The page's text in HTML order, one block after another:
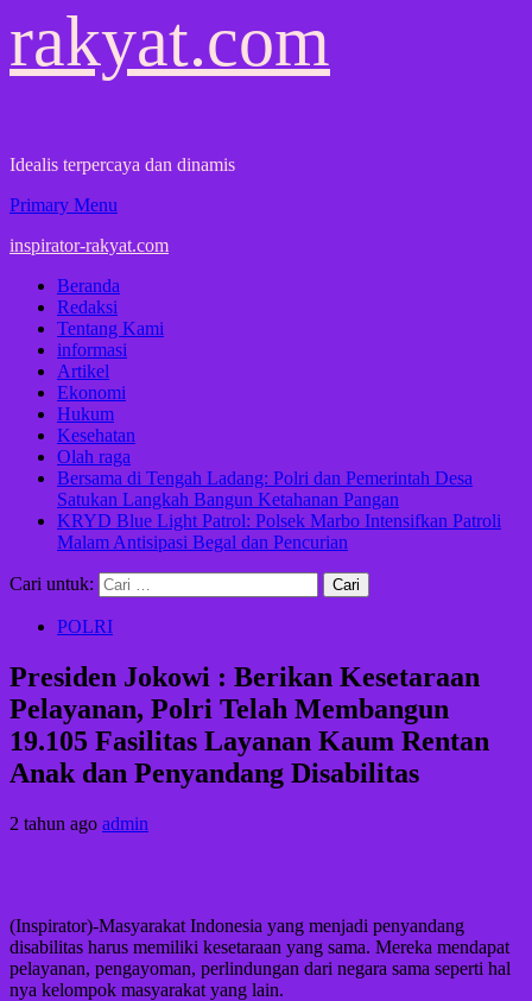
rakyat.com
Idealis terpercaya dan dinamis
Primary Menu
inspirator-rakyat.com
Beranda
Redaksi
Tentang Kami
informasi
Artikel
Ekonomi
Hukum
Kesehatan
Olah raga
Bersama di Tengah Ladang: Polri dan Pemerintah Desa
Satukan Langkah Bangun Ketahanan Pangan
KRYD Blue Light Patrol: Polsek Marbo Intensifkan Patroli
Malam Antisipasi Begal dan Pencurian
Cari untuk:
POLRI
Presiden Jokowi : Berikan Kesetaraan
Pelayanan, Polri Telah Membangun
19.105 Fasilitas Layanan Kaum Rentan
Anak dan Penyandang Disabilitas
2 tahun ago admin
(Inspirator)-Masyarakat Indonesia yang menjadi penyandang
disabilitas harus memiliki kesetaraan yang sama. Mereka mendapat
pelayanan, pengayoman, perlindungan dari negara sama seperti hal
nya kelompok masyarakat yang lain.